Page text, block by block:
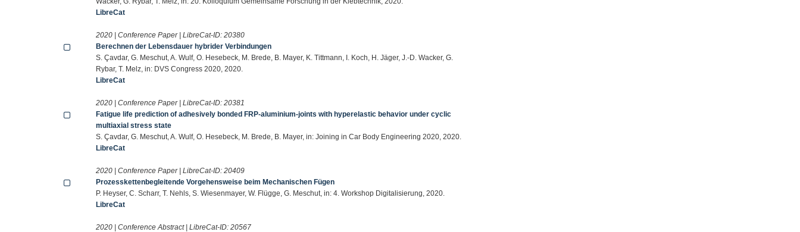
LibreCat
2020 | Conference Paper | LibreCat-ID:20380
Berechnen der Lebensdauer hybrider Verbindungen
S. Çavdar, G. Meschut, A. Wulf, O. Hesebeck, M. Brede, B. Mayer, K. Tittmann, I. Koch, H. Jäger, J.-D. Wacker, G.
Rybar, T. Melz, in: DVS Congress 2020, 2020.
LibreCat
2020 | Conference Paper | LibreCat-ID:20381
Fatigue life prediction of adhesively bonded FRP-aluminium-joints with hyperelastic behavior under cyclic
multiaxial stress state
S. Çavdar, G. Meschut, A. Wulf, O. Hesebeck, M. Brede, B. Mayer, in: Joining in Car Body Engineering 2020, 2020.
LibreCat
2020 | Conference Paper | LibreCat-ID:20409
Prozesskettenbegleitende Vorgehensweise beim Mechanischen Fügen
P. Heyser, C. Scharr, T. Nehls, S. Wiesenmayer, W. Flügge, G. Meschut, in: 4. Workshop Digitalisierung, 2020.
LibreCat
2020 | Conference Abstract | LibreCat-ID:20567